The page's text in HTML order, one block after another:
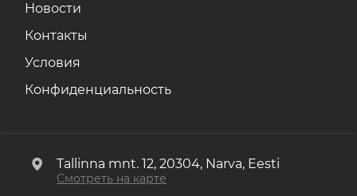
Новости
Контакты
Условия
Конфиденциальность
Tallinna mnt. 12, 20304, Narva, Eesti
Смотреть на карте